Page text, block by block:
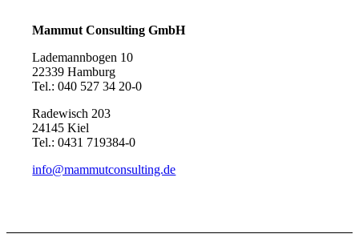
Öffentliche Verwaltung & Kirche
Optimierungsverfahren.
Mammut Consulting GmbH
Lademannbogen 10
22339 Hamburg
Tel.: 040 527 34 20-0
Radewisch 203
24145 Kiel
Tel.: 0431 719384-0
info@mammutconsulting.de